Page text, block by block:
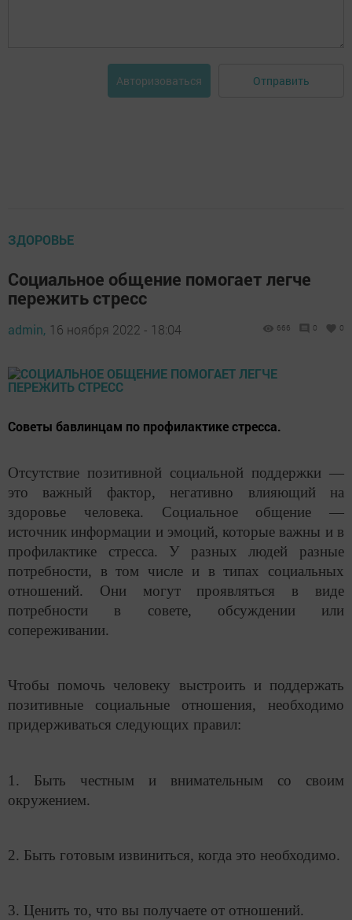
Авторизоваться Отправить
ЗДОРОВЬЕ
Социальное общение помогает легче
пережить стресс
admin, 16 ноября 2022 - 18:04 666 0 0
Советы бавлинцам по профилактике стресса.
Отсутствие позитивной социальной поддержки —
это важный фактор, негативно влияющий на
здоровье человека. Социальное общение —
источник информации и эмоций, которые важны и в
профилактике стресса. У разных людей разные
потребности, в том числе и в типах социальных
отношений. Они могут проявляться в виде
потребности в совете, обсуждении или
сопереживании.
Чтобы помочь человеку выстроить и поддержать
позитивные социальные отношения, необходимо
придерживаться следующих правил:
1. Быть честным и внимательным со своим
окружением.
2. Быть готовым извиниться, когда это необходимо.
3. Ценить то, что вы получаете от отношений.